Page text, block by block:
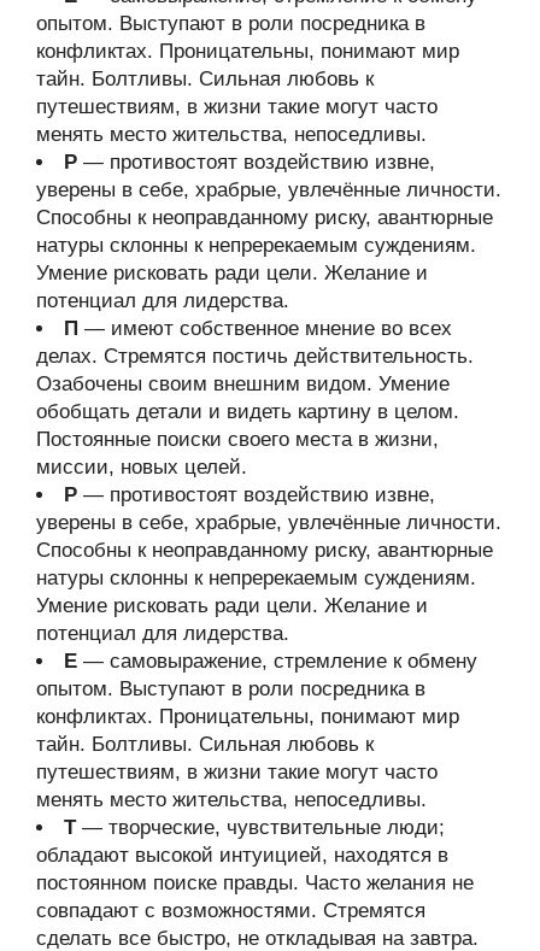
опытом. Выступают в роли посредника в
конфликтах. Проницательны, понимают мир
тайн. Болтливы. Сильная любовь к
путешествиям, в жизни такие могут часто
менять место жительства, непоседливы.
Р — противостоят воздействию извне,
уверены в себе, храбрые, увлечённые личности.
Способны к неоправданному риску, авантюрные
натуры склонны к непререкаемым суждениям.
Умение рисковать ради цели. Желание и
потенциал для лидерства.
П — имеют собственное мнение во всех
делах. Стремятся постичь действительность.
Озабочены своим внешним видом. Умение
обобщать детали и видеть картину в целом.
Постоянные поиски своего места в жизни,
миссии, новых целей.
Р — противостоят воздействию извне,
уверены в себе, храбрые, увлечённые личности.
Способны к неоправданному риску, авантюрные
натуры склонны к непререкаемым суждениям.
Умение рисковать ради цели. Желание и
потенциал для лидерства.
Е — самовыражение, стремление к обмену
опытом. Выступают в роли посредника в
конфликтах. Проницательны, понимают мир
тайн. Болтливы. Сильная любовь к
путешествиям, в жизни такие могут часто
менять место жительства, непоседливы.
Т— творческие, чувствительные люди;
обладают высокой интуицией, находятся в
постоянном поиске правды. Часто желания не
совпадают с возможностями. Стремятся
сделать все быстро, не откладывая на завтра.